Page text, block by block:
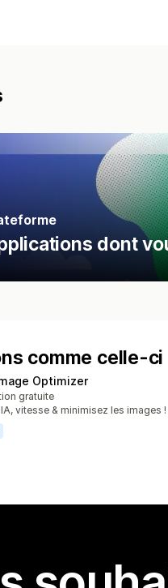
dont
comme celle-ci
Optimizer
gratuite
vitesse & minimisez les images !